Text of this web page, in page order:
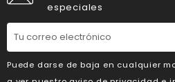
especiales
Puede darse de baja en cualquier